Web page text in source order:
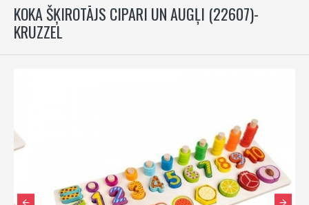
KOKA ŠĶIROTĀJS CIPARI UN AUGĻI (22607)-
KRUZZEL